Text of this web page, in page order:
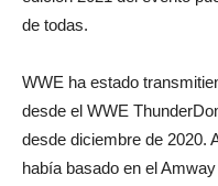
de todas.
WWE ha estado
desde el WWE
desde diciembre de 2020.
había basado en el